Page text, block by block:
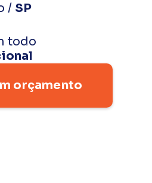
/ SP
todo
orçamento